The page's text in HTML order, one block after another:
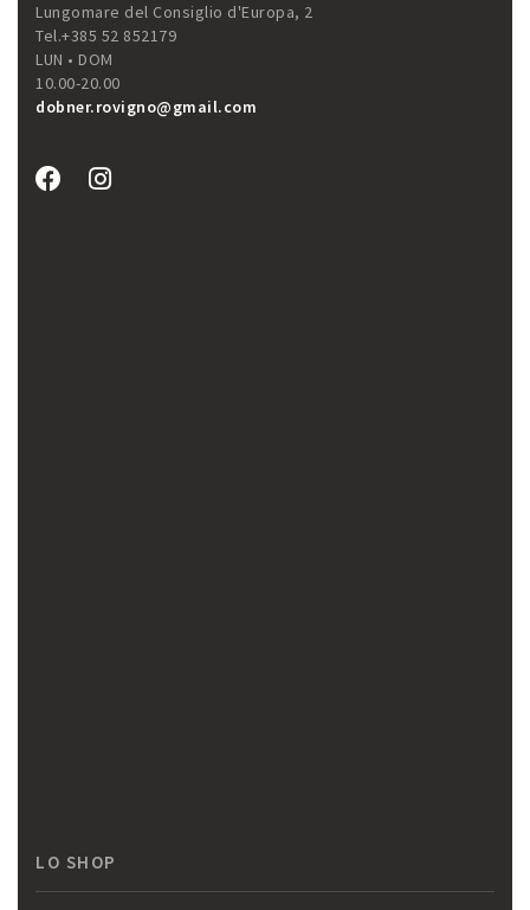
Lungomare del Consiglio d'Europa, 2
Tel.+385 52 852179
LUN • DOM
10.00-20.00
dobner.rovigno@gmail.com
LO SHOP